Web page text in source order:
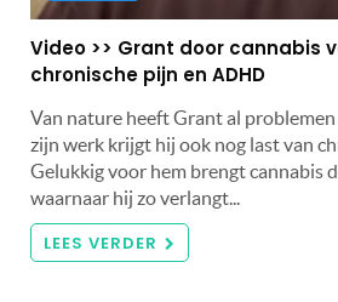
Video >> Grant door cannabis
chronische pijn en ADHD
Van nature heeft Grant al
zijn werk krijgt hij ook nog last van
Gelukkig voor hem brengt cannabis
waarnaar hij zo verlangt...
LEES VERDER